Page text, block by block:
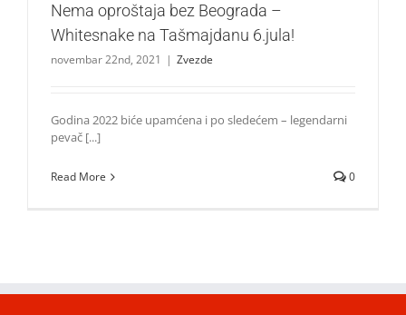
Nema oproštaja bez Beograda –
Whitesnake na Tašmajdanu 6.jula!
novembar 22nd, 2021 | Zvezde
Godina 2022 biće upamćena i po sledećem – legendarni
pevač [...]
Read More 0